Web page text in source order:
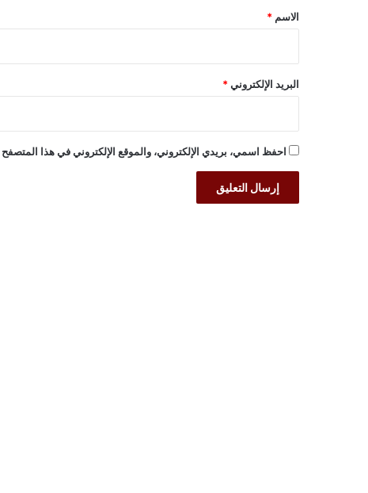
*
الاسم *
البريد الإلكتروني *
احفظ اسمي، بريدي الإلكتروني، والموقع الإلكتروني في هذا